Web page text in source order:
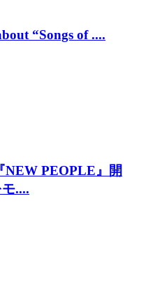
“Songs of ....
PEOPLE』開
....